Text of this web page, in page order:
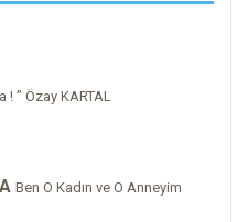
! ” Özay KARTAL
Ben O Kadın ve O Anneyim